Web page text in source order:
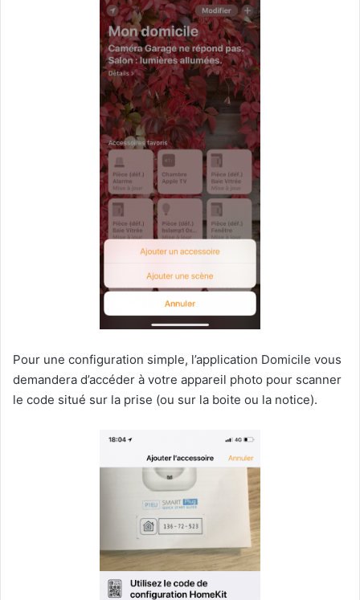
Pour une configuration simple, l’application Domicile vous
demandera d’accéder à votre appareil photo pour scanner
le code situé sur la prise (ou sur la boite ou la notice).